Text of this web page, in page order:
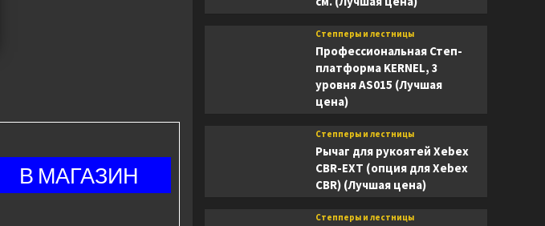
Степперы и лестницы
Профессиональная Степ-
платформа KERNEL, 3
уровня AS015 (Лучшая
цена)
Степперы и лестницы
Рычаг для рукоятей Xebex
CBR-EXT (опция для Xebex
CBR) (Лучшая цена)
Степперы и лестницы